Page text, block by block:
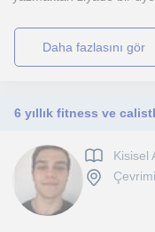
daha fazlasını gör
Kisisel